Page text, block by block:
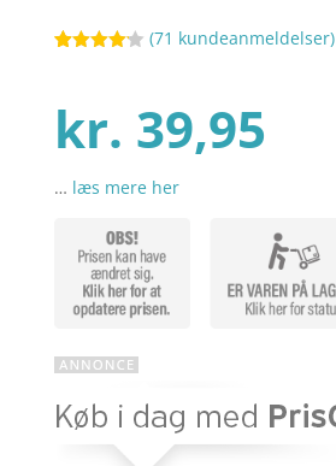
baseret
på
kundebedø
(71 kundeanmeldelser)
kr. 39,95
… læs mere her